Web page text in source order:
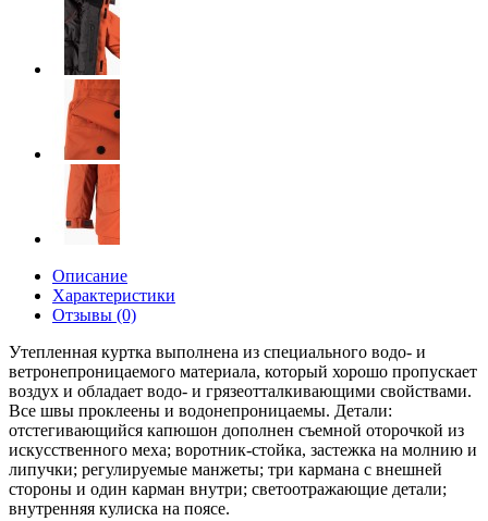
Описание
Характеристики
Отзывы (0)
Утепленная куртка выполнена из специального водо- и
ветронепроницаемого материала, который хорошо пропускает
воздух и обладает водо- и грязеотталкивающими свойствами.
Все швы проклеены и водонепроницаемы. Детали:
отстегивающийся капюшон дополнен съемной оторочкой из
искусственного меха; воротник-стойка, застежка на молнию и
липучки; регулируемые манжеты; три кармана с внешней
стороны и один карман внутри; светоотражающие детали;
внутренняя кулиска на поясе.